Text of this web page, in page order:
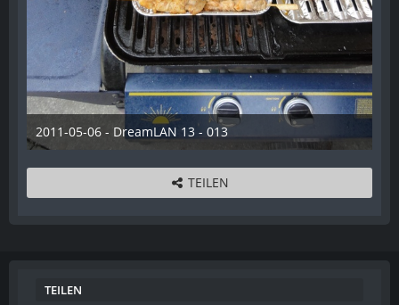
2011-05-06 - DreamLAN 13 - 013
28. Dezember 2012
TEILEN
TEILEN